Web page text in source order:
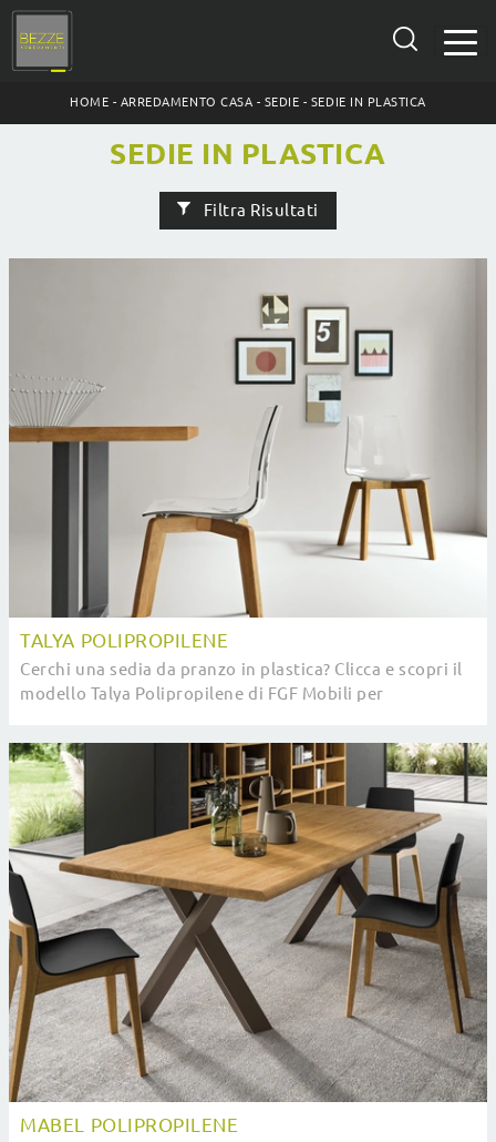
HOME - ARREDAMENTO CASA - SEDIE - SEDIE IN PLASTICA
SEDIE IN PLASTICA
Filtra Risultati
TALYA POLIPROPILENE
Cerchi una sedia da pranzo in plastica? Clicca e scopri il
modello Talya Polipropilene di FGF Mobili per
MABEL POLIPROPILENE